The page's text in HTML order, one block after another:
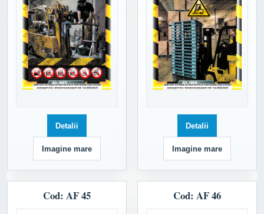
Detalii
Imagine mare
Detalii
Imagine mare
Cod: AF 45 Cod: AF 46